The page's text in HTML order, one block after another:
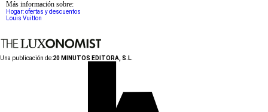
Más información sobre:
Hogar: ofertas y descuentos
Louis Vuitton
Una publicación de:20 MINUTOS EDITORA, S.L.